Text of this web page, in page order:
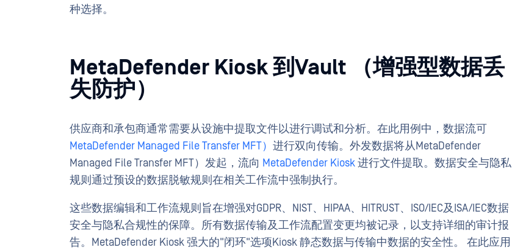
种选择。
MetaDefender Kiosk 到Vault （增强型数据丢
失防护）
供应商和承包商通常需要从设施中提取文件以进行调试和分析。在此用例中，数据流可
MetaDefender Managed File Transfer MFT） 进行双向传输。外发数据将从MetaDefender
Managed File Transfer MFT）发起，流向 MetaDefender Kiosk进行文件提取。数据安全与隐私
规则通过预设的数据脱敏规则在相关工作流中强制执行。
这些数据编辑和工作流规则旨在增强对GDPR、NIST、HIPAA、HITRUST、ISO/IEC及ISA/IEC数据
安全与隐私合规性的保障。所有数据传输及工作流配置变更均被记录，以支持详细的审计报
告。MetaDefender Kiosk 强大的"闭环"选项Kiosk 静态数据与传输中数据的安全性。 在此应用